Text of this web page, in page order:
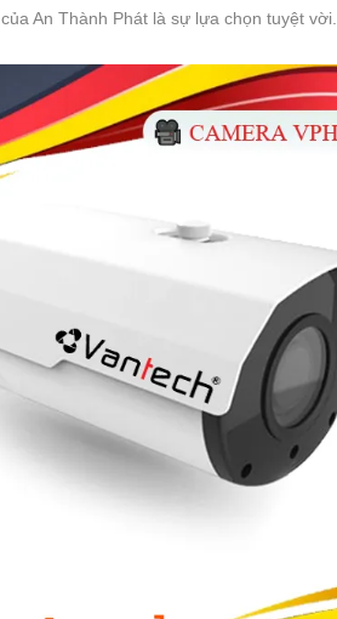
của An Thành Phát là sự lựa chọn tuyệt vời.